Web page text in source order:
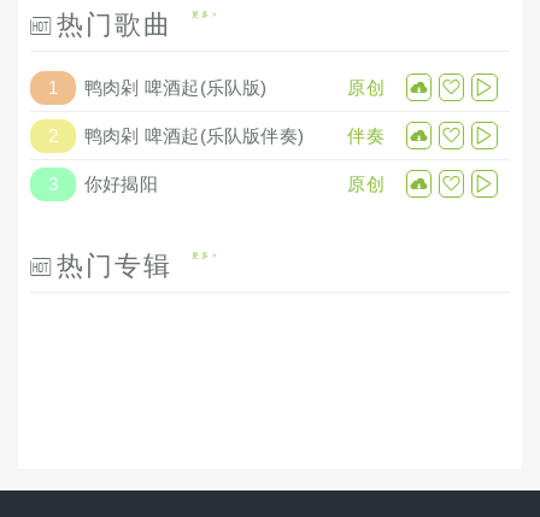
热门歌曲 更多
1 鸭肉剁 啤酒起(乐队版) 原创
2 鸭肉剁 啤酒起(乐队版伴奏) 伴奏
3 你好揭阳 原创
热门专辑 更多